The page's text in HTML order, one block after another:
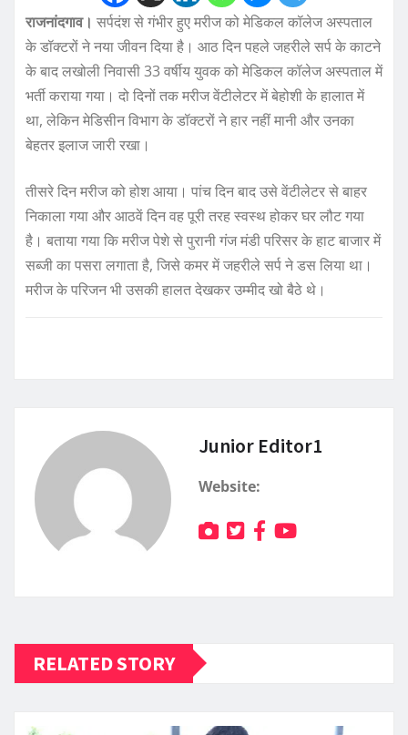
राजनांदगाव। सर्पदंश से गंभीर हुए मरीज को मेडिकल कॉलेज अस्पताल
के डॉक्टरों ने नया जीवन दिया है। आठ दिन पहले जहरीले सर्प के काटने
के बाद लखोली निवासी 33 वर्षीय युवक को मेडिकल कॉलेज अस्पताल में
भर्ती कराया गया। दो दिनों तक मरीज वेंटीलेटर में बेहोशी के हालात में
था, लेकिन मेडिसीन विभाग के डॉक्टरों ने हार नहीं मानी और उनका
बेहतर इलाज जारी रखा।
तीसरे दिन मरीज को होश आया। पांच दिन बाद उसे वेंटीलेटर से बाहर
निकाला गया और आठवें दिन वह पूरी तरह स्वस्थ होकर घर लौट गया
है। बताया गया कि मरीज पेशे से पुरानी गंज मंडी परिसर के हाट बाजार में
सब्जी का पसरा लगाता है, जिसे कमर में जहरीले सर्प ने डस लिया था।
मरीज के परिजन भी उसकी हालत देखकर उम्मीद खो बैठे थे।
Junior Editor1
Website:
RELATED STORY